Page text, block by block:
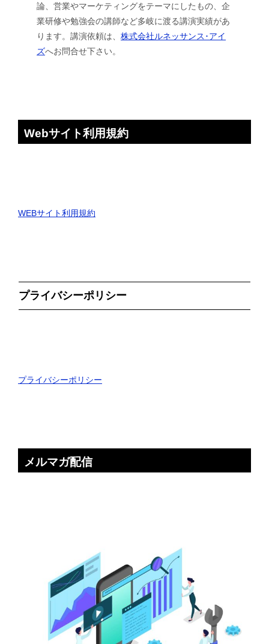
論、営業やマーケティングをテーマにしたもの、企
業研修や勉強会の講師など多岐に渡る講演実績があ
ります。講演依頼は、株式会社ルネッサンス･アイ
ズへお問合せ下さい。
Webサイト利用規約
WEBサイト利用規約
プライバシーポリシー
プライバシーポリシー
メルマガ配信